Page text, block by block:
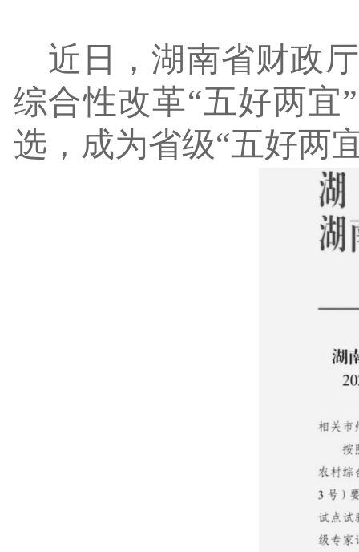
近日， 湖南省财政
综合性改革“五好两宜
选，成为省级“五好两